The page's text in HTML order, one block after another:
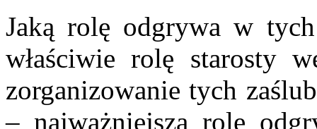
Jaką rolę odgrywa w
właściwie rolę starosty
zorganizowanie tych
– najważniejszą rolę